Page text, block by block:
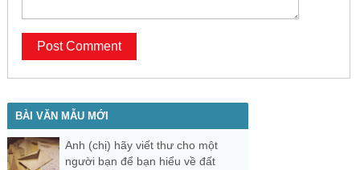
BÀI VĂN MẪU MỚI
Anh (chị) hãy viết thư cho một
người bạn để bạn hiểu về đất